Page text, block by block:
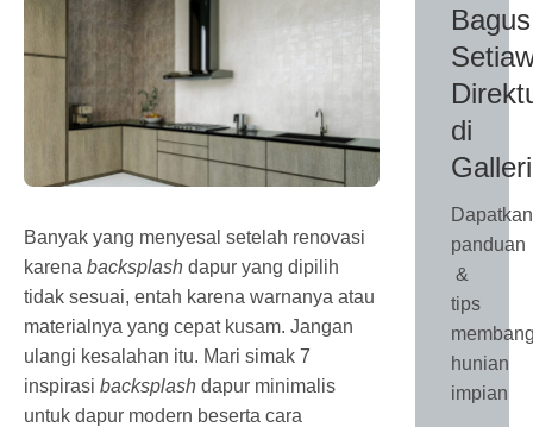
Banyak yang menyesal setelah renovasi
karena backsplash dapur yang dipilih
tidak sesuai, entah karena warnanya atau
materialnya yang cepat kusam. Jangan
ulangi kesalahan itu. Mari simak 7
inspirasi backsplash dapur minimalis
untuk dapur modern beserta cara
Bagus
di
Dapatkan
panduan
&
tips
hunian
impian